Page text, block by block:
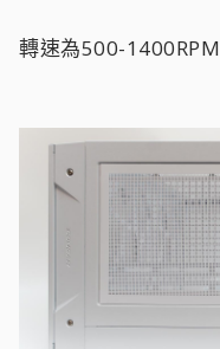
轉速為500-1400RPM